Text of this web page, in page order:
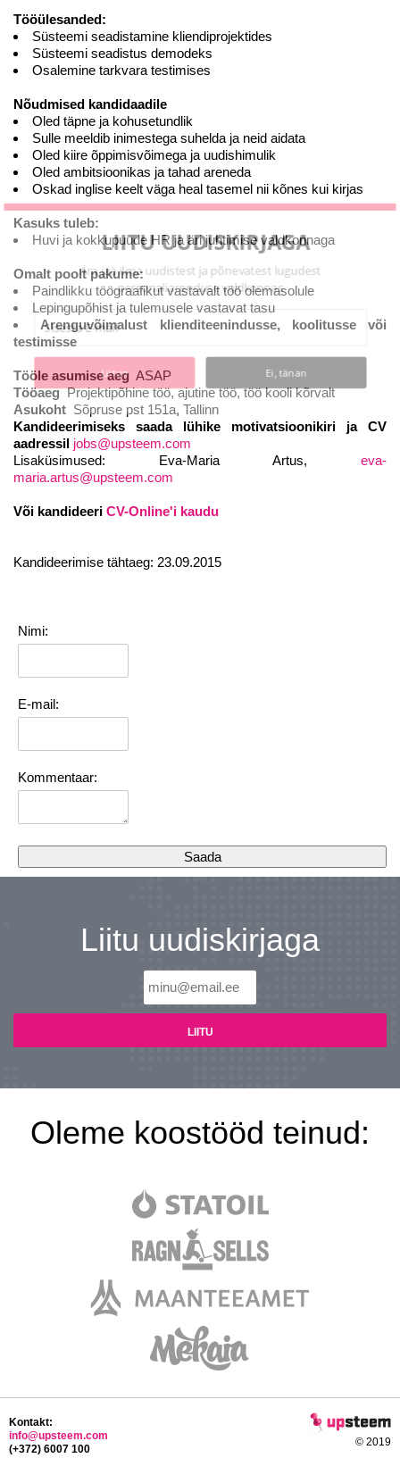
Tööülesanded:
Süsteemi seadistamine kliendiprojektides
Süsteemi seadistus demodeks
Osalemine tarkvara testimises
Nõudmised kandidaadile
Oled täpne ja kohusetundlik
Sulle meeldib inimestega suhelda ja neid aidata
Oled kiire õppimisvõimega ja uudishimulik
Oled ambitsioonikas ja tahad areneda
Oskad inglise keelt väga heal tasemel nii kõnes kui kirjas
Kasuks tuleb:
Huvi ja kokkupuudeHR ja äri juhtimise valdkonnaga
Omalt poolt pakume:
Paindlikku töögraafikut vastavalt töö olemasolule
Lepingupõhist ja tulemusele vastavat tasu
Arenguvõimalust klienditeenindusse, koolitusse või
testimisse
Tööle asumise aeg ASAP
TööaegProjektipõhine töö, ajutine töö, töö kooli kõrvalt
Asukoht Sõpruse pst 151a, Tallinn
Kandideerimiseks saada lühike motivatsioonikiri ja CV
aadressil jobs@upsteem.com
Lisaküsimused: Eva-Maria Artus, eva-
maria.artus@upsteem.com
Või kandideeri CV-Online'i kaudu
Kandideerimise tähtaeg: 23.09.2015
Nimi:
E-mail:
Kommentaar:
Liitu uudiskirjaga
Oleme koostööd teinud:
© 2019
Kontakt:
info@upsteem.com
(+372) 6007 100
LIITU UUDISKIRJAGA
Ära jää ilma uudistest ja põnevatest lugudest
personaliarenduse valdkonnas
Ei, tänan
Liitun